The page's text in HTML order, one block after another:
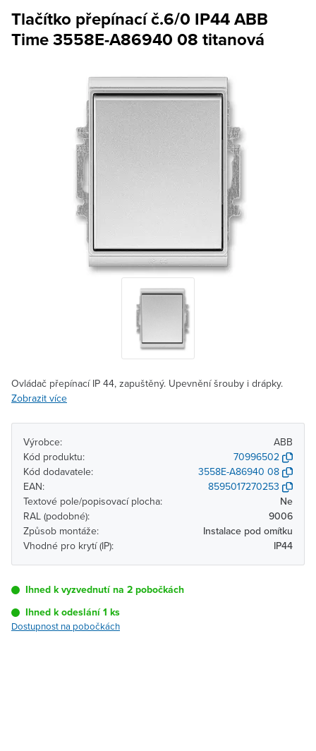
Tlačítko přepínací č.6/0 IP44 ABB
Time 3558E-A86940 08 titanová
Ovládač přepínací IP 44, zapuštěný. Upevnění šrouby i drápky.
Zobrazit více
Výrobce:
ABB
Kód produktu:
70996502
Kód dodavatele:
3558E-A86940 08
EAN:
8595017270253
Textové pole/popisovací plocha:
Ne
RAL (podobné):
9006
Způsob montáže:
Instalace pod omítku
Vhodné pro krytí (IP):
IP44
Ihned k vyzvednutí na 2 pobočkách
Ihned k odeslání 1 ks
Dostupnost na pobočkách